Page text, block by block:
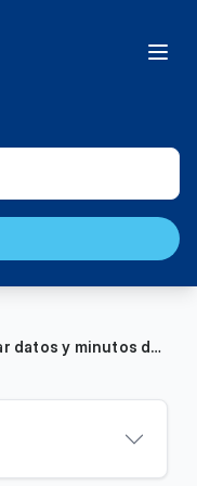
¿Cómo acumular datos y minutos de tu paquete? | Móvil